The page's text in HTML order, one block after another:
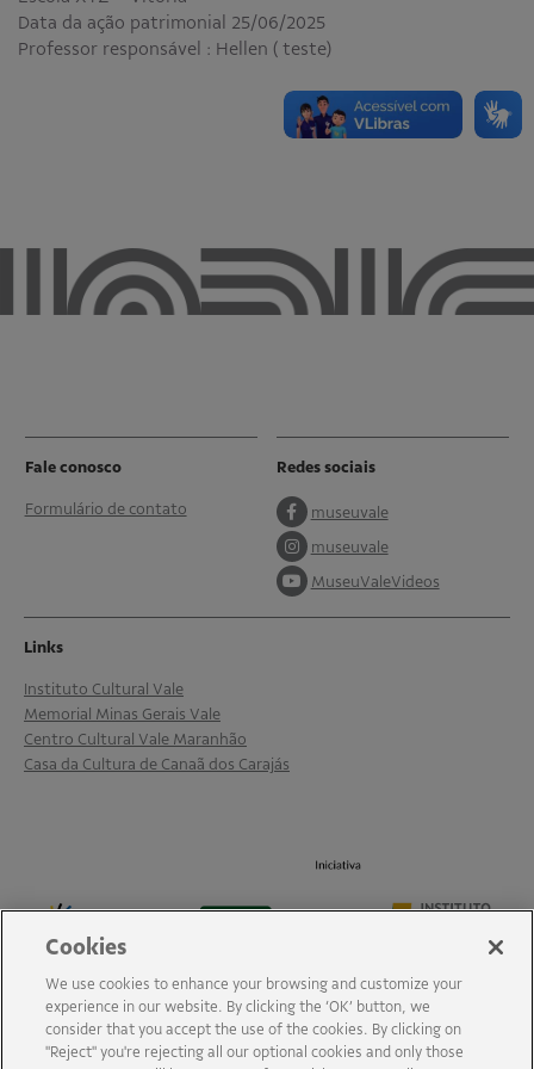
Data da ação patrimonial 25/06/2025
Professor responsável : Hellen ( teste)
Fale conosco
Formulário de contato
Redes sociais
museuvale
museuvale
MuseuValeVideos
Links
Instituto Cultural Vale
Memorial Minas Gerais Vale
Centro Cultural Vale Maranhão
Casa da Cultura de Canaã dos Carajás
Cookies
We use cookies to enhance your browsing and customize your
experience in our website. By clicking the ‘OK’ button, we
consider that you accept the use of the cookies. By clicking on
"Reject" you're rejecting all our optional cookies and only those